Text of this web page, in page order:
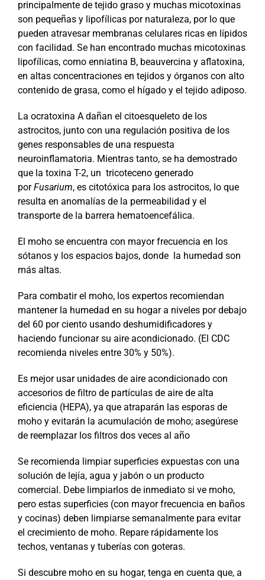
principalmente de tejido graso y muchas micotoxinas
son pequeñas y lipofílicas por naturaleza, por lo que
pueden atravesar membranas celulares ricas en lípidos
con facilidad. Se han encontrado muchas micotoxinas
lipofílicas, como enniatina B, beauvercina y aflatoxina,
en altas concentraciones en tejidos y órganos con alto
contenido de grasa, como el hígado y el tejido adiposo.
La ocratoxina A dañan el citoesqueleto de los
astrocitos, junto con una regulación positiva de los
genes responsables de una respuesta
neuroinflamatoria. Mientras tanto, se ha demostrado
que la toxina T-2, un tricoteceno generado
porFusarium, es citotóxica para los astrocitos, lo que
resulta en anomalías de la permeabilidad y el
transporte de la barrera hematoencefálica.
El moho se encuentra con mayor frecuencia en los
sótanos y los espacios bajos, donde la humedad son
más altas.
Para combatir el moho, los expertos recomiendan
mantener la humedad en su hogar a niveles por debajo
del 60 por ciento usando deshumidificadores y
haciendo funcionar su aire acondicionado. (El CDC
recomienda niveles entre 30% y 50%).
Es mejor usar unidades de aire acondicionado con
accesorios de filtro de partículas de aire de alta
eficiencia (HEPA), ya que atraparán las esporas de
moho y evitarán la acumulación de moho; asegúrese
de reemplazar los filtros dos veces al año
Se recomienda limpiar superficies expuestas con una
solución de lejía, agua y jabón o un producto
comercial. Debe limpiarlos de inmediato si ve moho,
pero estas superficies (con mayor frecuencia en baños
y cocinas) deben limpiarse semanalmente para evitar
el crecimiento de moho. Repare rápidamente los
techos, ventanas y tuberías con goteras.
Si descubre moho en su hogar, tenga en cuenta que, a